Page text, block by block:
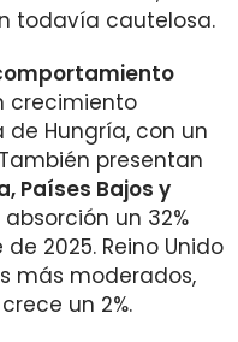
todavía cautelosa.
crecimiento
de Hungría, con un
También presentan
Países Bajos y
un 32%
2025. Reino Unido
más moderados,
un 2%.